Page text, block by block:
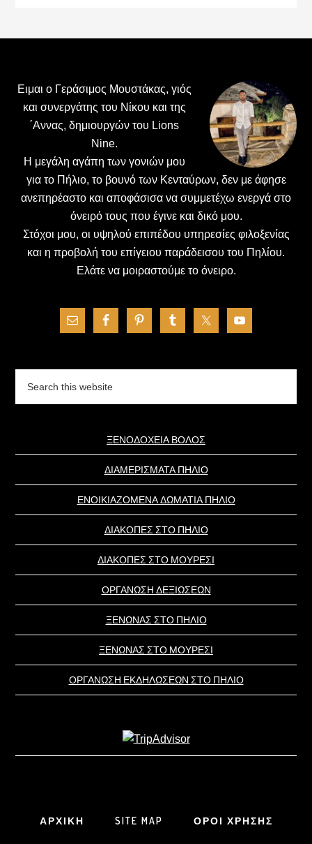
Ειμαι ο Γεράσιμος Μουστάκας, γιός
και συνεργάτης του Νίκου και της
΄Αννας, δημιουργών του Lions
Nine.
H μεγάλη αγάπη των γονιών μου
για το Πήλιο, το βουνό των Κενταύρων, δεν με άφησε
ανεπηρέαστο και αποφάσισα να συμμετέχω ενεργά στο
όνειρό τους που έγινε και δικό μου.
Στόχοι μου, οι υψηλού επιπέδου υπηρεσίες φιλοξενίας
και η προβολή του επίγειου παράδεισου του Πηλίου.
Ελάτε να μοιραστούμε το όνειρο.
ΞΕΝΟΔΟΧΕΙΑ ΒΟΛΟΣ
ΔΙΑΜΕΡΙΣΜΑΤΑ ΠΗΛΙΟ
ΕΝΟΙΚΙΑΖΟΜΕΝΑ ΔΩΜΑΤΙΑ ΠΗΛΙΟ
ΔΙΑΚΟΠΕΣ ΣΤΟ ΠΗΛΙΟ
ΔΙΑΚΟΠΕΣ ΣΤΟ ΜΟΥΡΕΣΙ
ΟΡΓΑΝΩΣΗ ΔΕΞΙΩΣΕΩΝ
ΞΕΝΩΝΑΣ ΣΤΟ ΠΗΛΙΟ
ΞΕΝΩΝΑΣ ΣΤΟ ΜΟΥΡΕΣΙ
ΟΡΓΑΝΩΣΗ ΕΚΔΗΛΩΣΕΩΝ ΣΤΟ ΠΗΛΙΟ
ΑΡΧΙΚΗ SITE MAP ΟΡΟΙ ΧΡΗΣΗΣ